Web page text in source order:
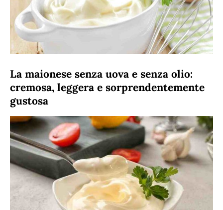
La maionese senza uova e senza olio:
cremosa, leggera e sorprendentemente
gustosa